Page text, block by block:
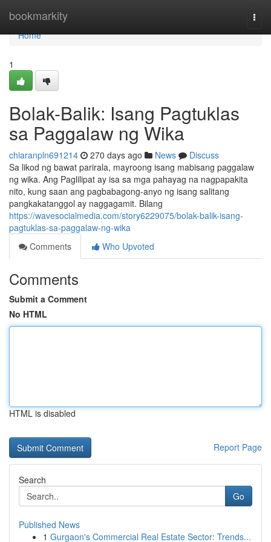
bookmarkity
Home
Home
1
Bolak-Balik: Isang Pagtuklas
sa Paggalaw ng Wika
chiaranpln691214 270 days ago News
Discuss
Sa likod ng bawat parirala, mayroong isang mabisang paggalaw
ng wika. Ang Paglilipat ay isa sa mga pahayag na nagpapakita
nito, kung saan ang pagbabagong-anyo ng isang salitang
pangkakatanggol ay naggagamit. Bilang
https://wavesocialmedia.com/story6229075/bolak-balik-isang-
pagtuklas-sa-paggalaw-ng-wika
Comments
Who Upvoted
Comments
Submit a Comment
No HTML
HTML is disabled
Report Page
Search
Go
Published News
1 Gurgaon's Commercial Real Estate Sector: Trends...